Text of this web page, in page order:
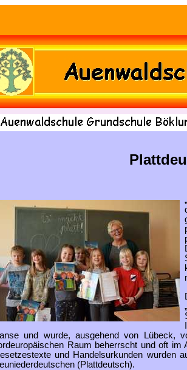
und wurde, ausgehend von Lübeck,
Raum beherrscht und oft
und Handelsurkunden wurden
(Plattdeutsch).